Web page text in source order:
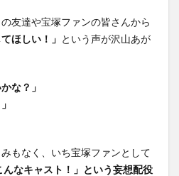
友達や宝塚ファンの皆さんから
ほしい！」 という声が沢山あが
な？」
もなく、いち宝塚ファンとして
んなキャスト！」という妄想配役